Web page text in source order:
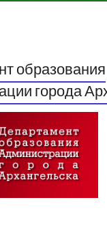
образования
города